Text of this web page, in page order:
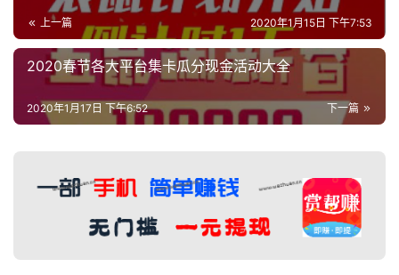
上一篇 2020年1月15日 下午7:53
2020春节各大平台集卡瓜分现金活动大全
下一篇
2020年1月17日 下午6:52